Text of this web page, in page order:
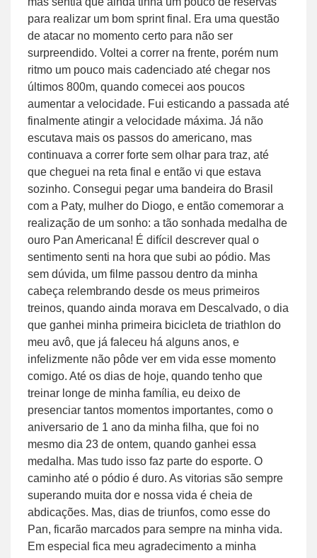
para realizar um bom sprint final. Era uma questão
de atacar no momento certo para não ser
surpreendido. Voltei a correr na frente, porém num
ritmo um pouco mais cadenciado até chegar nos
últimos 800m, quando comecei aos poucos
aumentar a velocidade. Fui esticando a passada até
finalmente atingir a velocidade máxima. Já não
escutava mais os passos do americano, mas
continuava a correr forte sem olhar para traz, até
que cheguei na reta final e então vi que estava
sozinho. Consegui pegar uma bandeira do Brasil
com a Paty, mulher do Diogo, e então comemorar a
realização de um sonho: a tão sonhada medalha de
ouro Pan Americana! É difícil descrever qual o
sentimento senti na hora que subi ao pódio. Mas
sem dúvida, um filme passou dentro da minha
cabeça relembrando desde os meus primeiros
treinos, quando ainda morava em Descalvado, o dia
que ganhei minha primeira bicicleta de triathlon do
meu avô, que já faleceu há alguns anos, e
infelizmente não pôde ver em vida esse momento
comigo. Até os dias de hoje, quando tenho que
treinar longe de minha família, eu deixo de
presenciar tantos momentos importantes, como o
aniversario de 1 ano da minha filha, que foi no
mesmo dia 23 de ontem, quando ganhei essa
medalha. Mas tudo isso faz parte do esporte. O
caminho até o pódio é duro. As vitorias são sempre
superando muita dor e nossa vida é cheia de
abdicações. Mas, dias de triunfos, como esse do
Pan, ficarão marcados para sempre na minha vida.
Em especial fica meu agradecimento a minha